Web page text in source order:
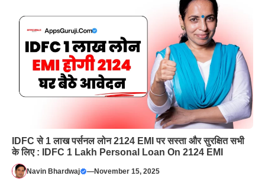
IDFC से 1 लाख पर्सनल लोन 2124 EMI पर सस्ता और सुरक्षित सभी
के लिए : IDFC 1 Lakh Personal Loan On 2124 EMI
Navin Bhardwaj —November 15, 2025